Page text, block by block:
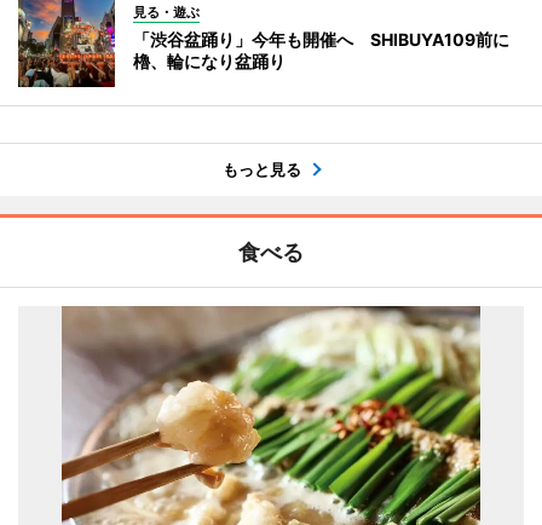
見る・遊ぶ
「渋谷盆踊り」今年も開催へ SHIBUYA109前に
櫓、輪になり盆踊り
もっと見る
食べる